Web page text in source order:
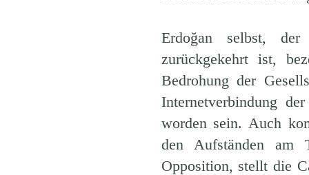
Erdoğan selbst,
zurückgekehrt ist,
Bedrohung der
Internetverbindung
worden sein. Auch
den Aufständen am
Opposition, stellt die